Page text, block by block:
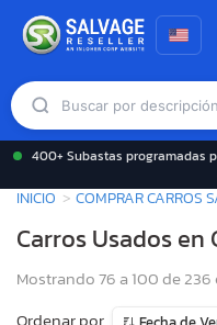
400+ Subastas programadas
INICIO COMPRAR CARROS
Carros Usados en
Mostrando 76 a 100 de
Ordenar por